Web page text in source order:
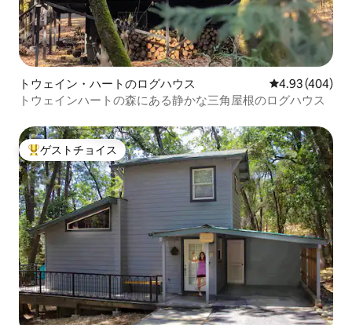
トウェイン・ハートのログハウス レビュー404
4.93 (404)
トウェインハートの森にある静かな三角屋根のログハウス
大好評のゲストチョイスです。
ゲストチョイス